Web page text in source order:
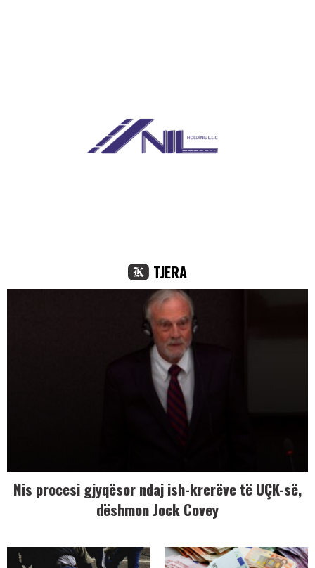
TJERA
Nis procesi gjyqësor ndaj ish-krerëve të UÇK-së,
dëshmon Jock Covey